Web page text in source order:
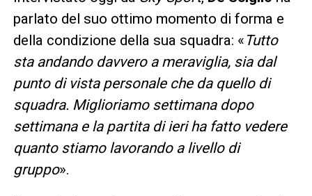
parlato del suo ottimo momento di forma e
della condizione della sua squadra: « Tutto
sta andando davvero a meraviglia, sia dal
punto di vista personale che da quello di
squadra. Miglioriamo settimana dopo
settimana e la partita di ieri ha fatto vedere
quanto stiamo lavorando a livello di
gruppo».